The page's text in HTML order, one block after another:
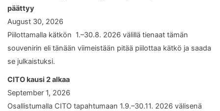
päättyy
August 30, 2026
Piilottamalla kätkön 1.–30.8. 2026 välillä tienaat tämän
souvenirin eli tänään viimeistään pitää piilottaa kätkö ja saada
se julkaistuksi.
CITO kausi 2 alkaa
September 1, 2026
Osallistumalla CITO tapahtumaan 1.9.–30.11. 2026 välisenä